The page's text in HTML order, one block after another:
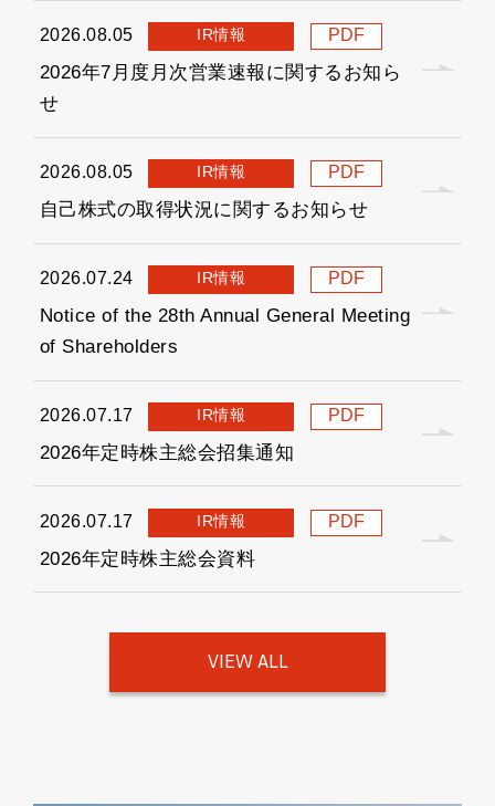
2026.08.05 IR情報 PDF
2026年7月度月次営業速報に関するお知ら
せ
2026.08.05 IR情報 PDF
自己株式の取得状況に関するお知らせ
2026.07.24 IR情報 PDF
Notice of the 28th Annual General Meeting
of Shareholders
2026.07.17 IR情報 PDF
2026年定時株主総会招集通知
2026.07.17 IR情報 PDF
2026年定時株主総会資料
VIEW ALL